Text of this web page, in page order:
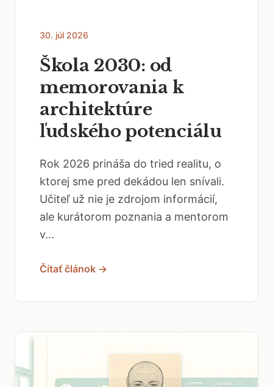
30. júl 2026
Škola 2030: od
memorovania k
architektúre
ľudského potenciálu
Rok 2026 prináša do tried realitu, o
ktorej sme pred dekádou len snívali.
Učiteľ už nie je zdrojom informácií,
ale kurátorom poznania a mentorom
v...
Čítať článok →